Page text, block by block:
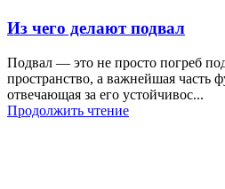
Из чего делают подвал
Подвал — это не просто погреб
пространство, а важнейшая часть
отвечающая за его устойчивос...
Продолжить чтение